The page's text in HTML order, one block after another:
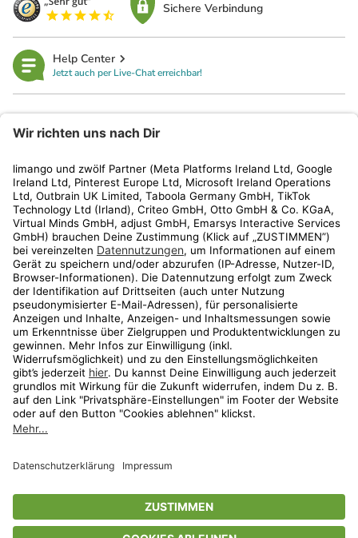
Sichere Verbindung
Help Center
Jetzt auch per Live-Chat erreichbar!
Kundenservice
Shop
Aktionen
Travel
* Streichpreise entsprechen der unverbindlichen Preisempfehlung des